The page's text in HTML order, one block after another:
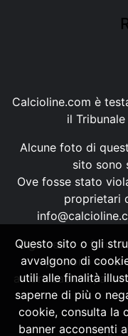
Calcioline.com è
il
Alcune foto di
sito sono
Ove fosse stato
proprietari
Ogni testo e foto
possono
autorizzazione, ai
Questo sito o gli
avvalgono di
utili alle finalità
saperne di più o
cookie, consulta la
banner acconsenti